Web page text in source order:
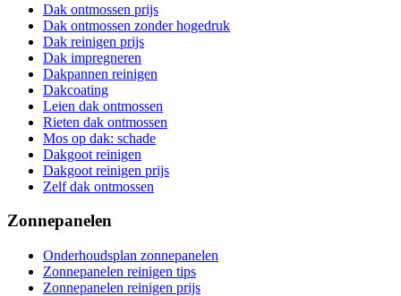
Dak ontmossen prijs
Dak ontmossen zonder hogedruk
Dak reinigen prijs
Dak impregneren
Dakpannen reinigen
Dakcoating
Leien dak ontmossen
Rieten dak ontmossen
Mos op dak: schade
Dakgoot reinigen
Dakgoot reinigen prijs
Zelf dak ontmossen
Zonnepanelen
Onderhoudsplan zonnepanelen
Zonnepanelen reinigen tips
Zonnepanelen reinigen prijs